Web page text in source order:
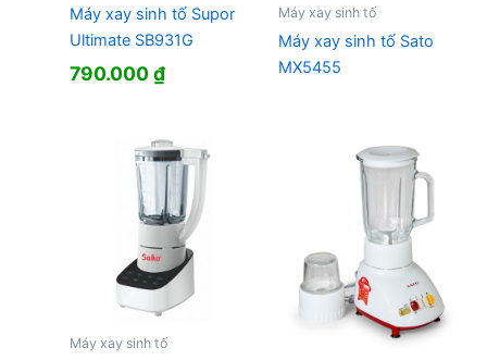
Máy xay sinh tố Supor
Ultimate SB931G
790.000₫
Máy xay sinh tố
Máy xay sinh tố Sato
MX5455
Máy xay sinh tố